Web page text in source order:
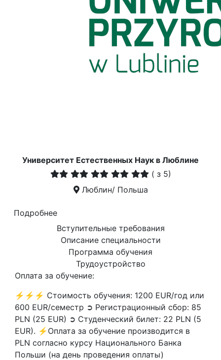
Университет Естественных Наук в Люблине
( з 5)
Люблин/ Польша
Подробнее
Вступительные требования
Описание специальности
Программа обучения
Трудоустройство
Оплата за обучение:
⚡⚡⚡ Стоимость обучения: 1200 EUR/год или
600 EUR/семестр ➲ Регистрационный сбор: 85
PLN (25 EUR) ➲ Студенческий билет: 22 PLN (5
EUR). ⚡Оплата за обучение производится в
PLN согласно курсу Национального Банка
Польши (на день проведения оплаты)